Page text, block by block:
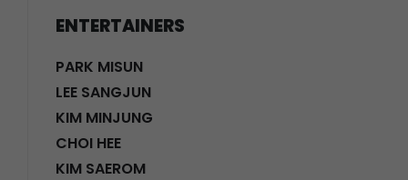
ENTERTAINERS
PARK MISUN
LEE SANGJUN
KIM MINJUNG
CHOI HEE
KIM SAEROM